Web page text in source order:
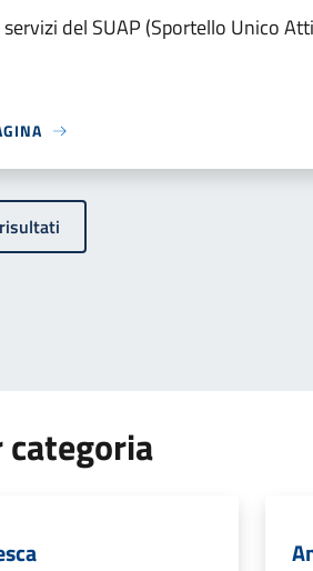
servizi del SUAP (Sportello Unico
categoria